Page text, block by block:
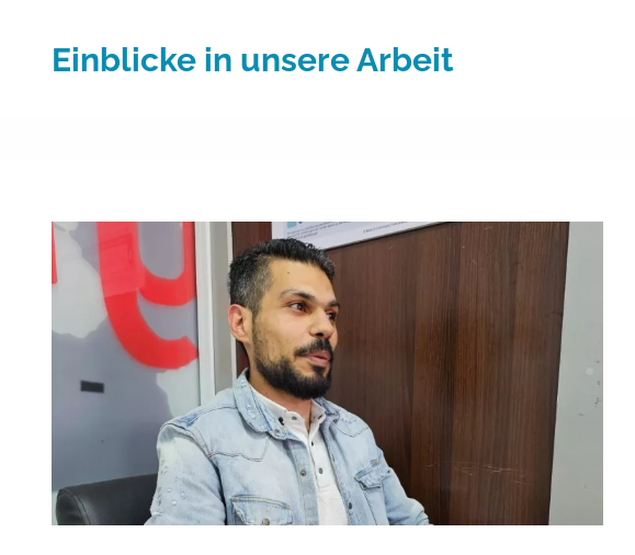
Einblicke in unsere Arbeit